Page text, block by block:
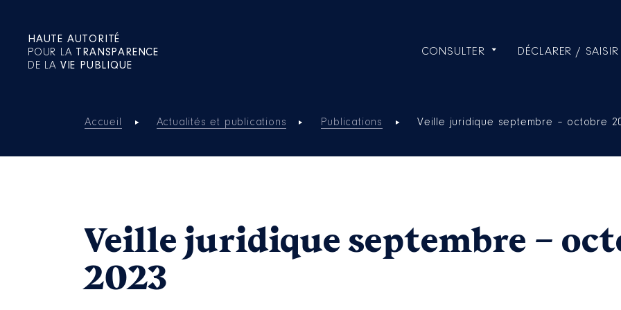
HAUTE AUTORITÉ
POUR LA TRANSPARENCE
DE LA VIE PUBLIQUE
CONSULTER DÉCLARER / SAISIR
Accueil Actualités et publications Publications Veille juridique septembre – octobre
Veille juridique septembre –
2023